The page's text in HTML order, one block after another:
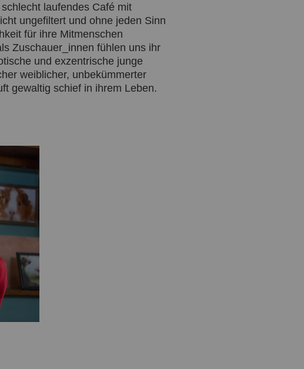
laufendes Café mit
ungefiltert und ohne jeden Sinn
für ihre Mitmenschen
Zuschauer_innen fühlen uns ihr
und exzentrische junge
weiblicher, unbekümmerter
gewaltig schief in ihrem Leben.